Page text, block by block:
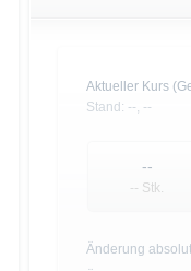
Aktueller Kurs
Stand: --, --
--
-- Stk.
Änderung absolut